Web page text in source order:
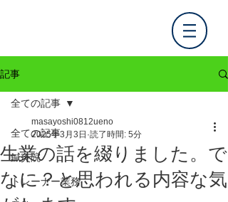
記事
全ての記事
鍼灸院
トレーナー業務
全ての記事
生業の話を綴りました。で
なに？と思われる内容な気
masayoshi0812ueno
2025年3月3日 読了時間: 5分